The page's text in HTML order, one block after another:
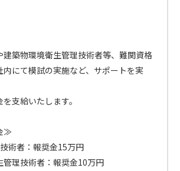
建築物環境衛生管理技術者等、難関資格
内にて模試の実施など、サポートを実
支給いたします。
≫
術者：報奨金15万円
管理技術者：報奨金10万円